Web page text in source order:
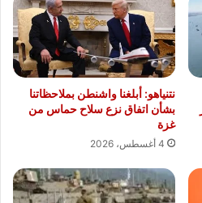
نتنياهو: أبلغنا واشنطن بملاحظاتنا
بشأن اتفاق نزع سلاح حماس من
غزة
4 أغسطس، 2026